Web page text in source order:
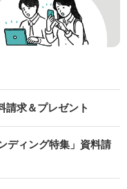
請求＆プレゼント
ディング特集」資料請